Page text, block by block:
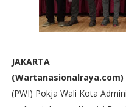
JAKARTA
(Wartanasionalraya.com)
(PWI) Pokja Wali Kota